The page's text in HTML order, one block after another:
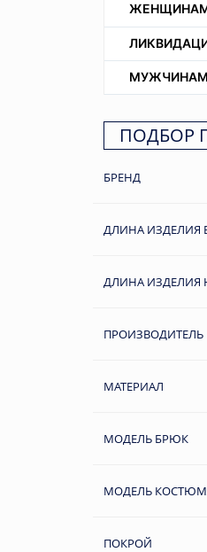
МУЖЧИНАМ
ПОДБОР
БРЕНД
ДЛИНА ИЗДЕЛИЯ
ДЛИНА ИЗДЕЛИЯ
ПРОИЗВОДИТЕЛЬ
МАТЕРИАЛ
МОДЕЛЬ БРЮК
МОДЕЛЬ
ПОКРОЙ